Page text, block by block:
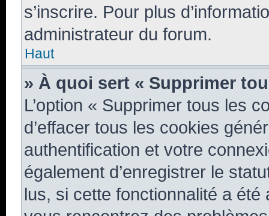
s’inscrire. Pour plus
administrateur du forum.
Haut
» À quoi sert « Supprimer
L’option « Supprimer tous les
d’effacer tous les cookies
authentification et votre
également d’enregistrer le
lus, si cette fonctionnalité a